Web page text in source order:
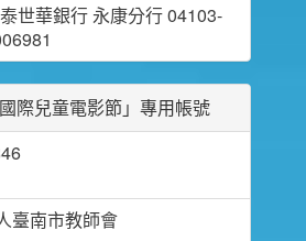
世華銀行 永康分行 04103-
際兒童電影節」專用帳號
臺南市教師會